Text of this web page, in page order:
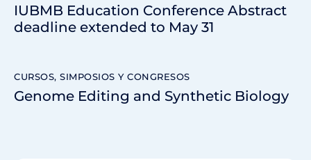
IUBMB Education Conference Abstract
deadline extended to May 31
CURSOS, SIMPOSIOS Y CONGRESOS
Genome Editing and Synthetic Biology